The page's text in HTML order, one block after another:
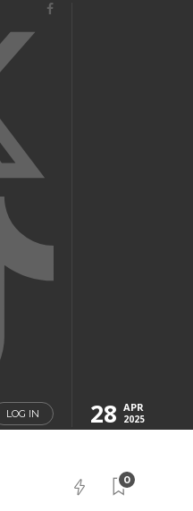
LOG IN 28 APR
2025
0